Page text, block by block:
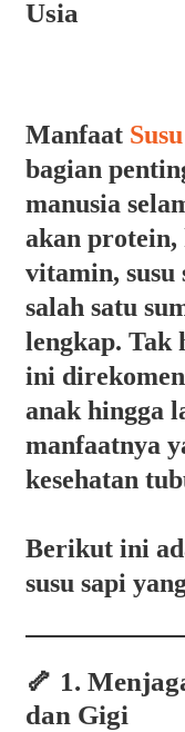
Usia
Manfaat
bagian
manusia
akan protein,
vitamin, susu
salah satu
lengkap. Tak
ini
anak hingga
manfaatnya
kesehatan
Berikut ini
susu sapi
🦴 1.
dan Gigi